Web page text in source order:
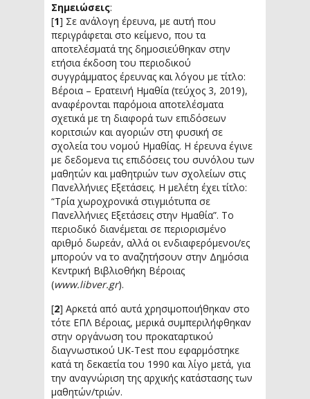
Σημειώσεις:
[1] Σε ανάλογη έρευνα, με αυτή που
περιγράφεται στο κείμενο, που τα
αποτελέσματά της δημοσιεύθηκαν στην
ετήσια έκδοση του περιοδικού
συγγράμματος έρευνας και λόγου με τίτλο:
Βέροια – Ερατεινή Ημαθία (τεύχος 3, 2019),
αναφέρονται παρόμοια αποτελέσματα
σχετικά με τη διαφορά των επιδόσεων
κοριτσιών και αγοριών στη φυσική σε
σχολεία του νομού Ημαθίας. Η έρευνα έγινε
με δεδομενα τις επιδόσεις του συνόλου των
μαθητών και μαθητριών των σχολείων στις
Πανελλήνιες Εξετάσεις. Η μελέτη έχει τίτλο:
“Τρία χωροχρονικά στιγμιότυπα σε
Πανελλήνιες Εξετάσεις στην Ημαθία”. Το
περιοδικό διανέμεται σε περιορισμένο
αριθμό δωρεάν, αλλά οι ενδιαφερόμενοι/ες
μπορούν να το αναζητήσουν στην Δημόσια
Κεντρική Βιβλιοθήκη Βέροιας
(www.libver.gr).
[2] Αρκετά από αυτά χρησιμοποιήθηκαν στο
τότε ΕΠΛ Βέροιας, μερικά συμπεριλήφθηκαν
στην οργάνωση του προκαταρτικού
διαγνωστικού UK-Test που εφαρμόστηκε
κατά τη δεκαετία του 1990 και λίγο μετά, για
την αναγνώριση της αρχικής κατάστασης των
μαθητών/τριών.